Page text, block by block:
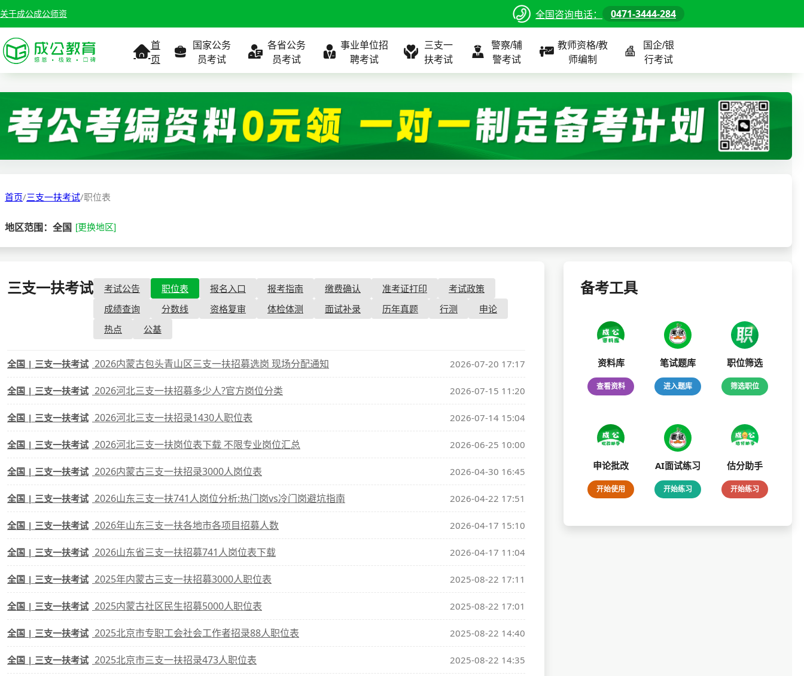
关于成公成公师资 全国咨询电话： 0471-3444-284
首
页
国家公务
员考试
考试公告
职位表
考试政策
成绩查询
资格复审
面试补录
历年真题
公务员课程
各省公务
员考试
考试公告
职位表
成绩查询
分数线
全国
北京
公务员课程
事业单位招
聘考试
考试公告
职位表
成绩查询
分数线
全国
北京
事业单位课程
三支一
扶考试
考试公告
职位表
历年真题
全国
北京
三支一扶课程
警察/辅
警考试
考试公告
职位表
全国
北京
警察/辅警课程
教师资格/教
师编制
考试公告
职位表
全国
北京
教师/资格课程
国企/银
行考试
考试公告
职位表
全国
北京
国企/银行课程
首页/三支一扶考试/职位表
地区范围：全国 [更换地区]
三支一扶考试 - 职位表
考试公告 职位表 报名入口 报考指南 缴费确认 准考证打印
考试政策
成绩查询
分数线 资格复审 体检体测 面试补录 历年真题 行测
申论
热点
公基
全国 | 三支一扶考试 2026内蒙古包头青山区三支一扶招募选岗 现场分配通知 2026-07-20 17:17
全国 | 三支一扶考试 2026河北三支一扶招募多少人?官方岗位分类 2026-07-15 11:20
全国 | 三支一扶考试 2026河北三支一扶招录1430人职位表 2026-07-14 15:04
全国 | 三支一扶考试 2026河北三支一扶岗位表下载 不限专业岗位汇总 2026-06-25 10:00
全国 | 三支一扶考试 2026内蒙古三支一扶招录3000人岗位表 2026-04-30 16:45
全国 | 三支一扶考试 2026山东三支一扶741人岗位分析:热门岗vs冷门岗避坑指南 2026-04-22 17:51
全国 | 三支一扶考试 2026年山东三支一扶各地市各项目招募人数 2026-04-17 15:10
全国 | 三支一扶考试 2026山东省三支一扶招募741人岗位表下载 2026-04-17 11:04
全国 | 三支一扶考试 2025年内蒙古三支一扶招募3000人职位表 2025-08-22 17:11
全国 | 三支一扶考试 2025内蒙古社区民生招募5000人职位表 2025-08-22 17:01
全国 | 三支一扶考试 2025北京市专职工会社会工作者招录88人职位表 2025-08-22 14:40
全国 | 三支一扶考试 2025北京市三支一扶招录473人职位表 2025-08-22 14:35
备考工具
资料库
查看资料
笔试题库
进入题库
职位筛选
筛选职位
申论批改
开始使用
AI面试练习
开始练习
估分助手
开始练习